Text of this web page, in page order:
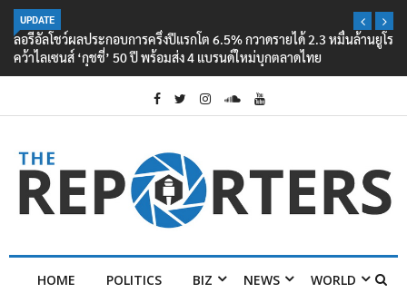
UPDATE
ลอรีอัลโชว์ผลประกอบการครึ่งปีแรกโต 6.5% กวาดรายได้ 2.3 หมื่นล้านยูโร
คว้าไลเซนส์ ‘กุชชี่’ 50 ปี พร้อมส่ง 4 แบรนด์ใหม่บุกตลาดไทย
HOME POLITICS BIZ NEWS WORLD